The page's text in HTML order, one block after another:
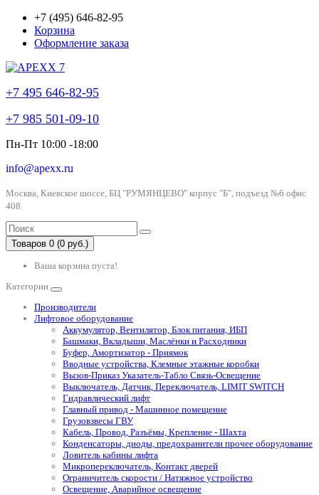
+7 (495) 646-82-95
Корзина
Оформление заказа
+7 495 646-82-95
+7 985 501-09-10
Пн-Пт 10:00 -18:00
info@apexx.ru
Москва, Киевское шоссе, БЦ "РУМЯНЦЕВО" корпус "Б", подъезд №6 офис
408
Товаров 0 (0 руб.)
Ваша корзина пуста!
Категории
Производители
Лифтовое оборудование
Аккумулятор, Вентилятор, Блок питания, ИБП
Башмаки, Вкладыши, Маслёнки и Расходники
Буфер, Амортизатор - Приямок
Вводные устройства, Клемные этажные коробки
Вызов-Приказ Указатель-Табло Связь-Освещение
Выключатель, Датчик, Переключатель, LIMIT SWITCH
Гидравлический лифт
Главный привод - Машинное помещение
Грузовзвесы ГВУ
Кабель, Провод, Разъёмы, Крепление - Шахта
Конденсаторы, диоды, предохранители прочее оборудование
Ловитель кабины лифта
Микропереключатель, Контакт дверей
Ограничитель скорости / Натяжное устройство
Освещение, Аварийное освещение